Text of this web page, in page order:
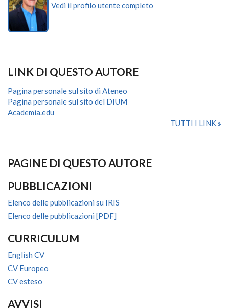
Vedi il profilo utente completo
LINK DI QUESTO AUTORE
Pagina personale sul sito di Ateneo
Pagina personale sul sito del DIUM
Academia.edu
TUTTI I LINK
PAGINE DI QUESTO AUTORE
PUBBLICAZIONI
Elenco delle pubblicazioni su IRIS
Elenco delle pubblicazioni [PDF]
CURRICULUM
English CV
CV Europeo
CV esteso
AVVISI